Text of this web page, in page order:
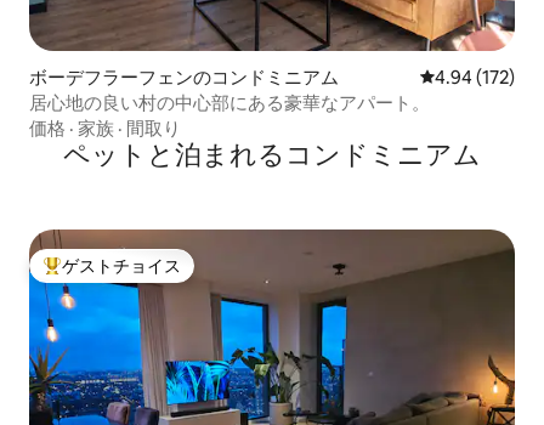
ボーデフラーフェンのコンドミニアム レビュー172
4.94 (172)
居心地の良い村の中心部にある豪華なアパート。
価格 · 家族 · 間取り
ペットと泊まれるコンドミニアム
大好評のゲストチョイスです。
ゲストチョイス